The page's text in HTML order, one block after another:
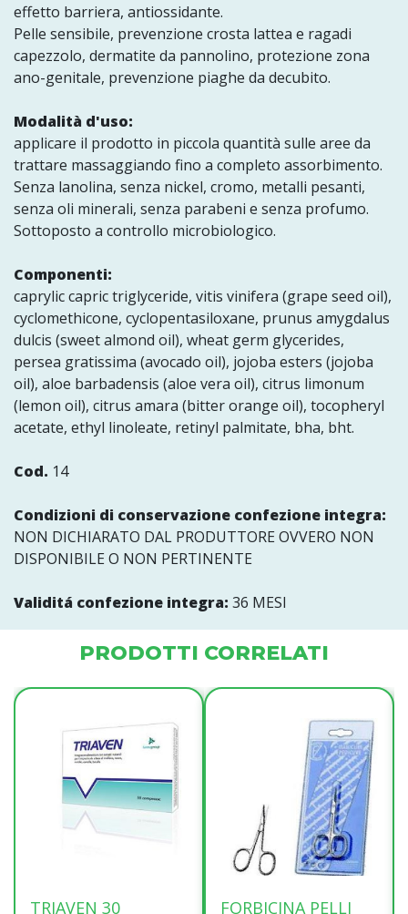
effetto barriera, antiossidante.
Pelle sensibile, prevenzione crosta lattea e ragadi
capezzolo, dermatite da pannolino, protezione zona
ano-genitale, prevenzione piaghe da decubito.
Modalità d'uso:
applicare il prodotto in piccola quantità sulle aree da
trattare massaggiando fino a completo assorbimento.
Senza lanolina, senza nickel, cromo, metalli pesanti,
senza oli minerali, senza parabeni e senza profumo.
Sottoposto a controllo microbiologico.
Componenti:
caprylic capric triglyceride, vitis vinifera (grape seed oil),
cyclomethicone, cyclopentasiloxane, prunus amygdalus
dulcis (sweet almond oil), wheat germ glycerides,
persea gratissima (avocado oil), jojoba esters (jojoba
oil), aloe barbadensis (aloe vera oil), citrus limonum
(lemon oil), citrus amara (bitter orange oil), tocopheryl
acetate, ethyl linoleate, retinyl palmitate, bha, bht.
Cod. 14
Condizioni di conservazione confezione integra:
NON DICHIARATO DAL PRODUTTORE OVVERO NON
DISPONIBILE O NON PERTINENTE
Validitá confezione integra: 36 MESI
PRODOTTI CORRELATI
TRIAVEN 30 FORBICINA PELLI